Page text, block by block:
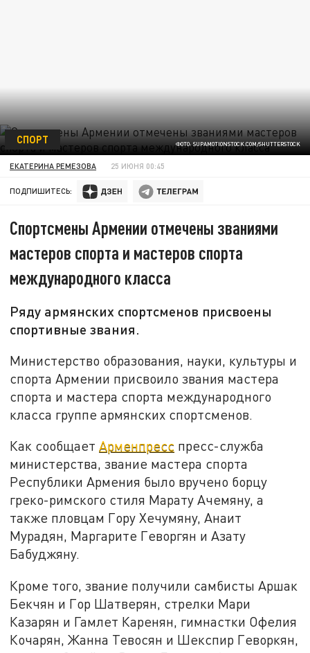
ФОТО: SUPAMOTIONSTOCK.COM/SHUTTERSTOCK
СПОРТ
ЕКАТЕРИНА РЕМЕЗОВА 25 ИЮНЯ 00:45
ПОДПИШИТЕСЬ:
Спортсмены Армении отмечены званиями
мастеров спорта и мастеров спорта
международного класса
Ряду армянских спортсменов присвоены
спортивные звания.
Министерство образования, науки, культуры и
спорта Армении присвоило звания мастера
спорта и мастера спорта международного
класса группе армянских спортсменов.
Как сообщаетАрменпресс пресс-служба
министерства, звание мастера спорта
Республики Армения было вручено борцу
греко-римского стиля Марату Ачемяну, а
также пловцам Гору Хечумяну, Анаит
Мурадян, Маргарите Геворгян и Азату
Бабуджяну.
Кроме того, звание получили самбисты Аршак
Бекчян и Гор Шатверян, стрелки Мари
Казарян и Гамлет Каренян, гимнастки Офелия
Кочарян, Жанна Тевосян и Шекспир Геворкян,